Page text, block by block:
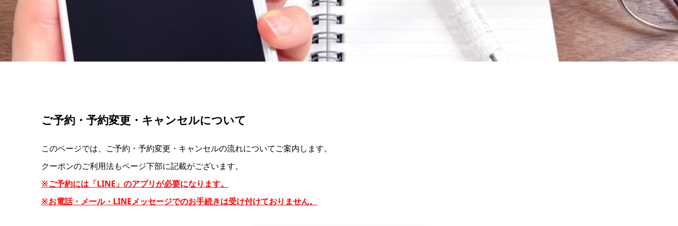
ご予約・予約変更・キャンセルについて
このページでは、ご予約・予約変更・キャンセルの流れについてご案内します。
クーポンのご利用法もページ下部に記載がございます。
※ご予約には「LINE」のアプリが必要になります。
※お電話・メール・LINEメッセージでのお手続きは受け付けておりません。